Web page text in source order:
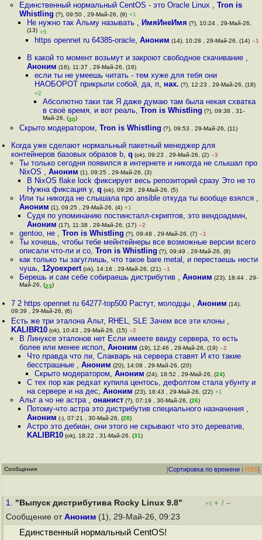
Единственный нормальный CentOS - это Oracle Linux , Tron is
Whistling (?), 09:50 , 29-Май-26, (9) +1
Не нужно так Альму называть , ИмяИнеИмя (?), 10:24 , 29-Май-26,
(13) +5
https opennet ru 64385-oracle,Аноним (14), 10:28 , 29-Май-26, (14) –1
В какой то момент возьмут и закроют свободное скачивание ,
Аноним (16), 11:37 , 29-Май-26, (16)
если ты не умеешь читать - тем хуже для тебя они
НАОБОРОТ прикрыли собой, да, п, нах. (?), 12:23 , 29-Май-26, (18)
+2
Абсолютно таки так Я даже думаю там была некая схватка
в своё время, и вот реаль, Tron is Whistling (?), 09:38 , 31-
Май-26, (30)
Скрыто модератором, Tron is Whistling (?), 09:53 , 29-Май-26, (11)
Когда уже сделают нормальный пакетный менеджер для
контейнеров базовых образов b,q (ok), 09:23 , 29-Май-26, (2) –3
Ты только сегодня появился в интернете и никогда не слышал про
NixOS , Аноним (1), 09:25 , 29-Май-26, (3)
В NixOS flake lock фиксирует весь репозиторий сразу Это не то
Нужна фиксация у, q (ok), 09:28 , 29-Май-26, (5)
Или ты никогда не слышала про ansible откуда ты вообще взялся ,
Аноним (1), 09:25 , 29-Май-26, (4) +1
Судя по упоминанию постинсталл-скриптов, это вендоадмин,
Аноним (17), 11:38 , 29-Май-26, (17) –2
gentoo, не , Tron is Whistling (?), 09:48 , 29-Май-26, (7) –1
Ты хочешь, чтобы тебе мейнтейнеры все возможные версии всего
описали что-ли и со, Tron is Whistling (?), 09:49 , 29-Май-26, (8)
как только ты загуглишь, что такое bare metal, и перестаешь нести
чушь, 12yoexpert(ok), 14:16 , 29-Май-26, (21) –1
Берешь и сам себе собираешь дистрибутив , Аноним (23), 18:44 , 29-
Май-26, (23)
7 2 https opennet ru 64277-top500 Растут, молодцы ,Аноним (14),
09:39 , 29-Май-26, (6)
Есть же три эталона Альт, RHEL, SLE Зачем все эти клоны ,
KALIBR10 (ok), 10:43 , 29-Май-26, (15) –2
В Линуксе эталонов нет Если имеете ввиду сервера, то есть
более или менее испол, Аноним (19), 12:46 , 29-Май-26, (19) –2
Что правда что ли, Слакварь на сервера ставят И кто такие
бесстрашные , Аноним (20), 14:08 , 29-Май-26, (20)
Скрыто модератором,Аноним (24), 18:52 , 29-Май-26, (24)
С тех пор как редхат купила центось, дефолтом стала убунту и
на сервере и на дес, Аноним (23), 18:43 , 29-Май-26, (22) +1
Альт а чо не астра , онанист(?), 07:19 , 30-Май-26, (26)
Потому-что астра это дистрибутив специального назначения ,
Аноним (-), 07:21 , 30-Май-26, (28)
Астро это дебиан, они этого не скрывают что это дереватив,
KALIBR10(ok), 18:22 , 31-Май-26, (31)
Сообщения [Сортировка по времени | RSS]
1. "Выпуск дистрибутива Rocky Linux 9.8" +1 + / –
Сообщение от Аноним (1), 29-Май-26, 09:23
Единственный нормальный CentOS!